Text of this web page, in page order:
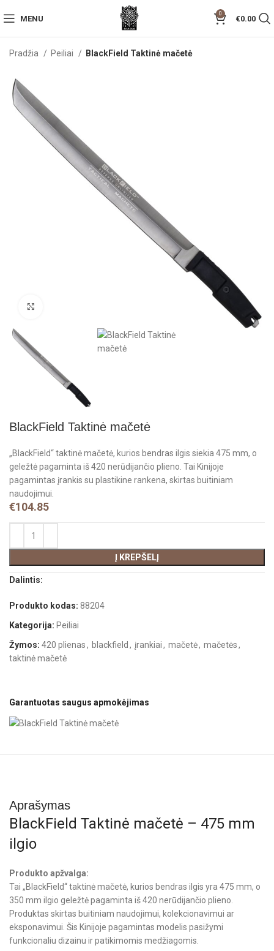
MENU
0
€0.00
Pradžia Peiliai BlackField Taktinė mačetė
BlackField Taktinė mačetė
„BlackField“ taktinė mačetė, kurios bendras ilgis siekia 475 mm, o
geležtė pagaminta iš 420 nerūdijančio plieno. Tai Kinijoje
pagamintas įrankis su plastikine rankena, skirtas buitiniam
naudojimui.
€104.85
Į KREPŠELĮ
Dalintis:
Produkto kodas:88204
Kategorija: Peiliai
Žymos: 420 plienas, blackfield , įrankiai, mačetė, mačetės,
taktinė mačetė
Garantuotas saugus apmokėjimas
Aprašymas
BlackField Taktinė mačetė – 475 mm
ilgio
Produkto apžvalga:
Tai „BlackField“ taktinė mačetė, kurios bendras ilgis yra 475 mm, o
350 mm ilgio geležtė pagaminta iš 420 nerūdijančio plieno.
Produktas skirtas buitiniam naudojimui, kolekcionavimui ar
eksponavimui. Šis Kinijoje pagamintas modelis pasižymi
funkcionaliu dizainu ir patikimomis medžiagomis.